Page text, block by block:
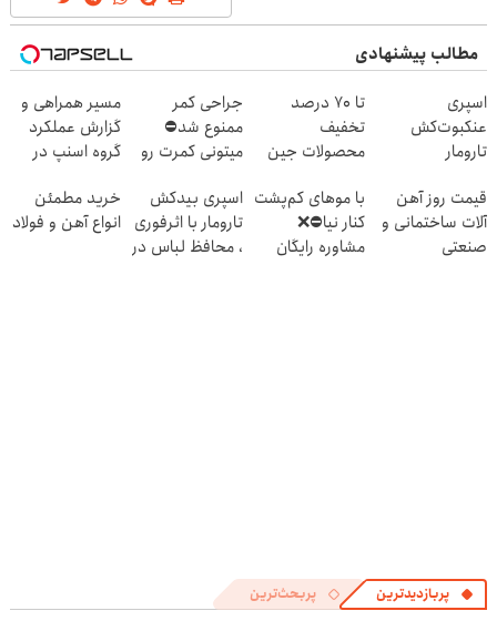
مطالب پیشنهادی
اسپری
عنکبوت‌‌کش
تارومار
عنکبوت
تا 70 درصد
تخفیف
محصولات جین
4 قسط
جراحی کمر
ممنوع شد⛔
میتونی کمرت رو
کنی! 👈🏻
پرسش‌نامه
مسیر همراهی و
گزارش عملکرد
گروه اسنپ در
قیمت روز آهن
آلات ساختمانی و
صنعتی
با موهای کم‌پشت
کنار نیا⛔️❌
مشاوره رایگان
اسپری بیدکش
تارومار با اثرفوری
، محافظ لباس در
خرید مطمئن
انواع آهن و فولاد
پربازدیدترین پربحث‌ترین